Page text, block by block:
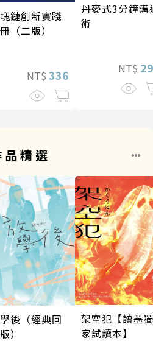
鏈創新實踐
（二版）
NT$ 336
丹麥式3分鐘溝
術
NT$
精選
後（經典回
）
架空犯【讀墨獨
家試讀本】